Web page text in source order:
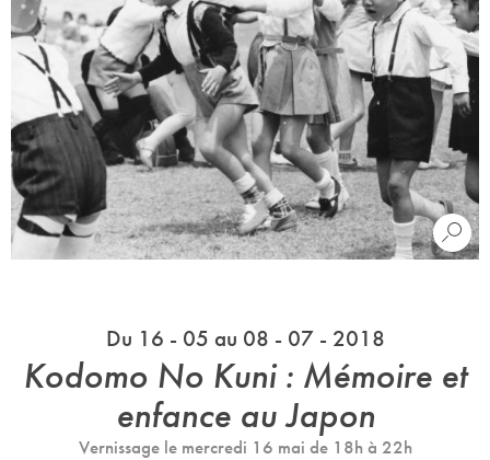
Du 16 - 05 au 08 - 07 - 2018
Kodomo No Kuni : Mémoire et
enfance au Japon
Vernissage le mercredi 16 mai de 18h à 22h